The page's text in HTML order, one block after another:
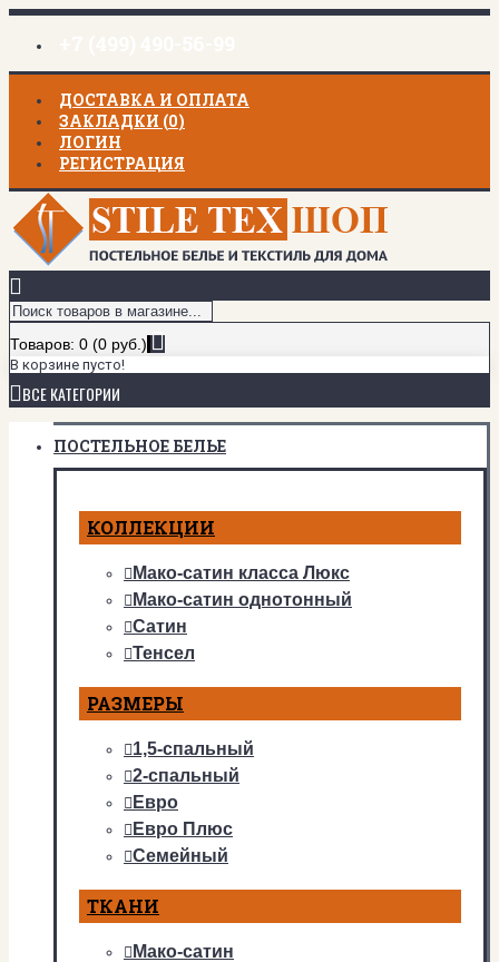
ДОСТАВКА И ОПЛАТА
ЗАКЛАДКИ (0)
ЛОГИН
РЕГИСТРАЦИЯ
Товаров: 0 (0 руб.)
В корзине пусто!
ВСЕ КАТЕГОРИИ
ПОСТЕЛЬНОЕ БЕЛЬЕ
КОЛЛЕКЦИИ
Мако-сатин класса Люкс
Мако-сатин однотонный
Сатин
Тенсел
РАЗМЕРЫ
1,5-спальный
2-спальный
Евро
Евро Плюс
Семейный
ТКАНИ
Мако-сатин